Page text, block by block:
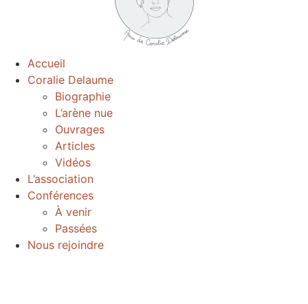
Accueil
Coralie Delaume
Biographie
L’arène nue
Ouvrages
Articles
Vidéos
L’association
Conférences
À venir
Passées
Nous rejoindre